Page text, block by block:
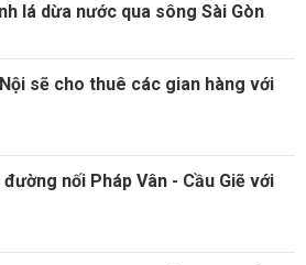
lá dừa nước qua sông Sài Gòn
sẽ cho thuê các gian hàng với
nối Pháp Vân - Cầu Giẽ với